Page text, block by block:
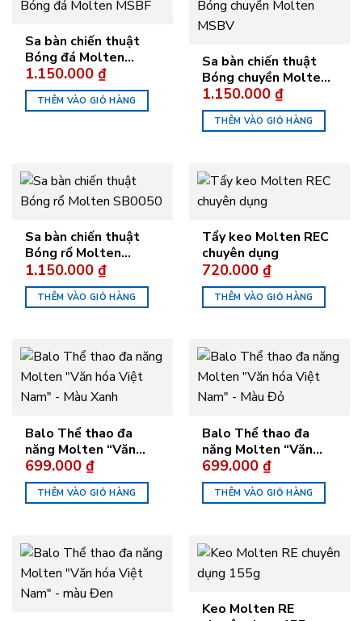
Sa bàn chiến thuật
Bóng đá Molten
MSBF
1.150.000₫
THÊM VÀO GIỎ HÀNG
Sa bàn chiến thuật
Bóng chuyền Molten
MSBV
1.150.000₫
THÊM VÀO GIỎ HÀNG
Sa bàn chiến thuật
Bóng rổ Molten
SB0050
1.150.000₫
THÊM VÀO GIỎ HÀNG
Tẩy keo Molten REC
chuyên dụng
720.000₫
THÊM VÀO GIỎ HÀNG
Balo Thể thao đa
năng Molten “Văn
hóa Việt Nam” – Màu
Xanh
699.000₫
THÊM VÀO GIỎ HÀNG
Balo Thể thao đa
năng Molten “Văn
hóa Việt Nam” – Màu
Đỏ
699.000₫
THÊM VÀO GIỎ HÀNG
Keo Molten RE